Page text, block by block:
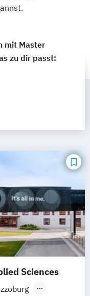
mit Master
zu dir passt:
Sciences